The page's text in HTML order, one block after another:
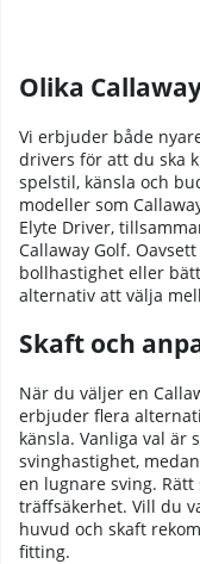
Olika
Vi erbjuder både
drivers för att du ska
spelstil, känsla och
modeller som
Elyte Driver,
Callaway Golf.
bollhastighet eller
alternativ att välja
Skaft och
När du väljer en
erbjuder flera
känsla. Vanliga val är
svinghastighet,
en lugnare sving.
träffsäkerhet. Vill du
huvud och skaft
fitting.